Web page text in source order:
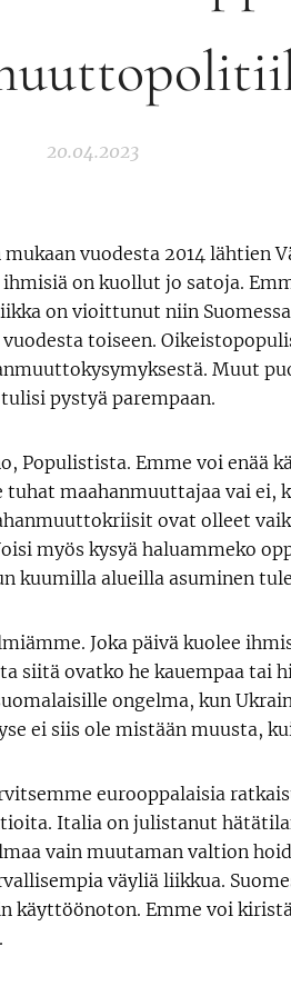
20.04.2023
vuodesta 2014 lähtien
on kuollut jo satoja.
on vioittunut niin
toiseen.
Muut
pystyä parempaan.
Populistista. Emme voi enää
tuhat maahanmuuttajaa vai ei,
ovat olleet
myös kysyä haluammeko
kuumilla alueilla asuminen
Joka päivä kuolee
siitä ovatko he kauempaa tai
ongelma, kun
ei siis ole mistään muusta,
eurooppalaisia
Italia on julistanut
vain muutaman valtion
väyliä liikkua.
käyttöönoton. Emme voi